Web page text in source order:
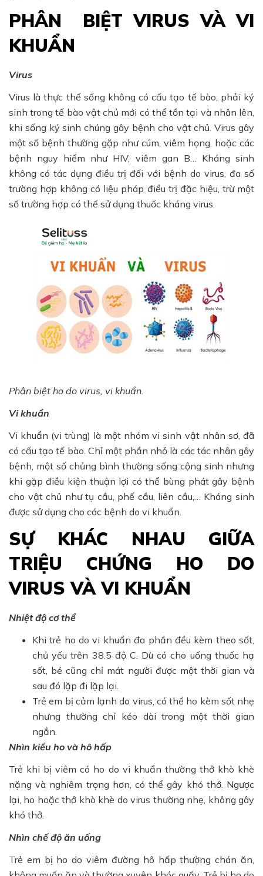
PHÂN BIỆT VIRUS VÀ VI
KHUẨN
Virus
Virus là thực thể sống không có cấu tạo tế bào, phải ký
sinh trong tế bào vật chủ mới có thể tồn tại và nhân lên,
khi sống ký sinh chúng gây bệnh cho vật chủ. Virus gây
một số bệnh thường gặp như cúm, viêm họng, hoặc các
bệnh nguy hiểm như HIV, viêm gan B… Kháng sinh
không có tác dụng điều trị đối với bệnh do virus, đa số
trường hợp không có liệu pháp điều trị đặc hiệu, trừ một
số trường hợp có thể sử dụng thuốc kháng virus.
Phân biệt ho do virus, vi khuẩn.
Vi khuẩn
Vi khuẩn (vi trùng) là một nhóm vi sinh vật nhân sơ, đã
có cấu tạo tế bào. Chỉ một phần nhỏ là các tác nhân gây
bệnh, một số chủng bình thường sống cộng sinh nhưng
khi gặp điều kiện thuận lợi có thể bùng phát gây bệnh
cho vật chủ như tụ cầu, phế cầu, liên cầu,… Kháng sinh
được sử dụng cho các bệnh do vi khuẩn.
SỰ KHÁC NHAU GIỮA
TRIỆU CHỨNG HO DO
VIRUS VÀ VI KHUẨN
Nhiệt độ cơ thể
Khi trẻ ho do vi khuẩn đa phần đều kèm theo sốt,
chủ yếu trên 38.5 độ C. Dù có cho uống thuốc hạ
sốt, bé cũng chỉ mát người được một thời gian và
sau đó lặp đi lặp lại.
Trẻ em bị cảm lạnh do virus, có thể ho kèm sốt nhẹ
nhưng thường chỉ kéo dài trong một thời gian
ngắn.
Nhìn kiểu ho và hô hấp
Trẻ khi bị viêm có ho do vi khuẩn thường thở khò khè
nặng và nghiêm trọng hơn, có thể gây khó thở. Ngược
lại, ho hoặc thở khò khè do virus thường nhẹ, không gây
khó thở.
Nhìn chế độ ăn uống
Trẻ em bị ho do viêm đường hô hấp thường chán ăn,